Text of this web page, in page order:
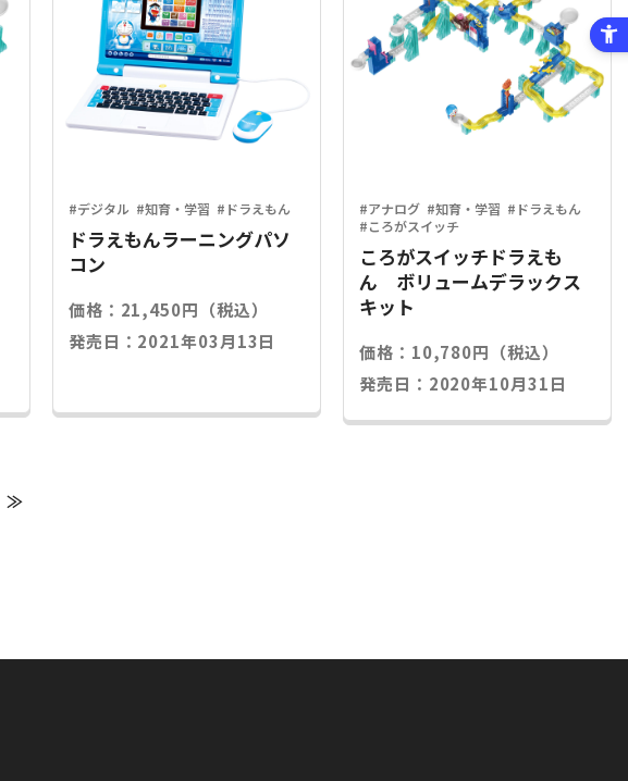
#デジタル #知育・学習 #ドラえもん
ドラえもんラーニングパソ
コン
価格：21,450円（税込）
発売日：2021年03月13日
#アナログ #知育・学習 #ドラえもん
#ころがスイッチ
ころがスイッチドラえも
ん ボリュームデラックス
キット
価格：10,780円（税込）
発売日：2020年10月31日
≫